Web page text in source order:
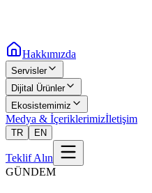
Hakkımızda
Servisler
Dijital Ürünler
Ekosistemimiz
Medya & İçeriklerimizİletişim
TR EN
Teklif Alın
GÜNDEM